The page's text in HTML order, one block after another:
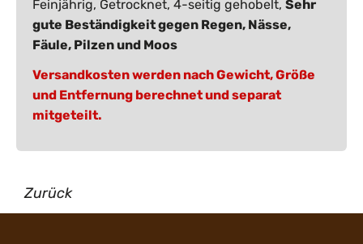
Feinjährig, Getrocknet, 4-seitig gehobelt, Sehr
gute Beständigkeit gegen Regen, Nässe,
Fäule, Pilzen und Moos
Versandkosten werden nach Gewicht, Größe
und Entfernung berechnet und separat
mitgeteilt.
Zurück